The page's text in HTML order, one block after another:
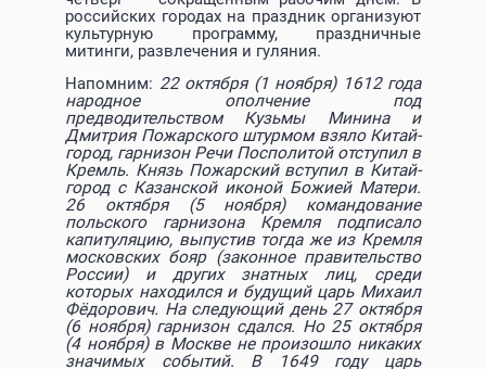
российских городах на праздник организуют
культурную программу, праздничные
митинги, развлечения и гуляния.
Напомним: 22 октября (1 ноября) 1612 года
народное ополчение под
предводительством Кузьмы Минина и
Дмитрия Пожарского штурмом взяло Китай-
город, гарнизон Речи Посполитой отступил в
Кремль. Князь Пожарский вступил в Китай-
город с Казанской иконой Божией Матери.
26 октября (5 ноября) командование
польского гарнизона Кремля подписало
капитуляцию, выпустив тогда же из Кремля
московских бояр (законное правительство
России) и других знатных лиц, среди
которых находился и будущий царь Михаил
Фёдорович. На следующий день 27 октября
(6 ноября) гарнизон сдался. Но 25 октября
(4 ноября) в Москве не произошло никаких
значимых событий. В 1649 году царь